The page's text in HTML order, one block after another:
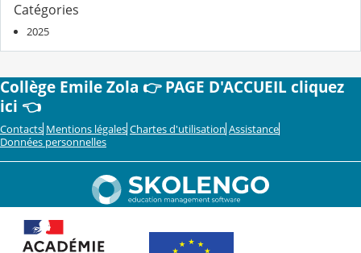
Catégories
2025
Collège Emile Zola 👉 PAGE D'ACCUEIL cliquez
ici 👈
Contacts Mentions légales Chartes d'utilisation Assistance
Données personnelles